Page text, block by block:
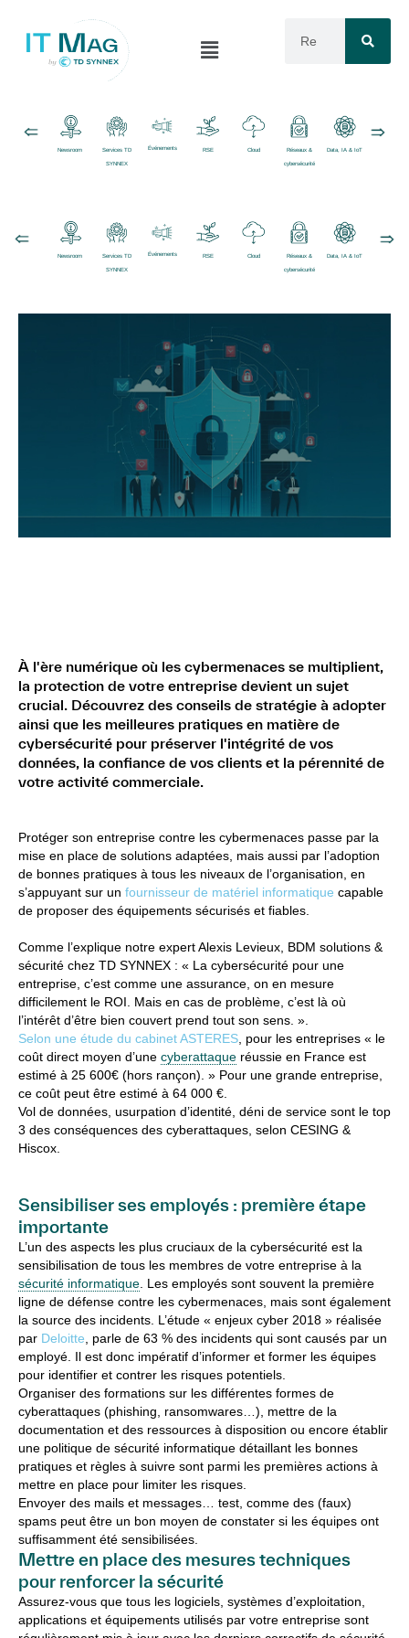
Newsroom Services TD
SYNNEX
Événements RSE Cloud Réseaux &
cybersécurité
Data, IA & IoT
Newsroom Services TD
SYNNEX
Événements RSE Cloud Réseaux &
cybersécurité
Data, IA & IoT
À l'ère numérique où les cybermenaces se multiplient,
la protection de votre entreprise devient un sujet
crucial. Découvrez des conseils de stratégie à adopter
ainsi que les meilleures pratiques en matière de
cybersécurité pour préserver l'intégrité de vos
données, la confiance de vos clients et la pérennité de
votre activité commerciale.
Protéger son entreprise contre les cybermenaces passe par la
mise en place de solutions adaptées, mais aussi par l’adoption
de bonnes pratiques à tous les niveaux de l’organisation, en
s’appuyant sur un fournisseur de matériel informatique capable
de proposer des équipements sécurisés et fiables.
Comme l’explique notre expert Alexis Levieux, BDM solutions &
sécurité chez TD SYNNEX : « La cybersécurité pour une
entreprise, c’est comme une assurance, on en mesure
difficilement le ROI. Mais en cas de problème, c’est là où
l’intérêt d’être bien couvert prend tout son sens. ».
Selon une étude du cabinet ASTERES , pour les entreprises « le
coût direct moyen d’une cyberattaque réussie en France est
estimé à 25 600€ (hors rançon). » Pour une grande entreprise,
ce coût peut être estimé à 64 000 €.
Vol de données, usurpation d’identité, déni de service sont le top
3 des conséquences des cyberattaques, selon CESING &
Hiscox.
Sensibiliser ses employés : première étape
importante
L’un des aspects les plus cruciaux de la cybersécurité est la
sensibilisation de tous les membres de votre entreprise à la
sécurité informatique . Les employés sont souvent la première
ligne de défense contre les cybermenaces, mais sont également
la source des incidents. L’étude « enjeux cyber 2018 » réalisée
par Deloitte , parle de 63 % des incidents qui sont causés par un
employé. Il est donc impératif d’informer et former les équipes
pour identifier et contrer les risques potentiels.
Organiser des formations sur les différentes formes de
cyberattaques (phishing, ransomwares…), mettre de la
documentation et des ressources à disposition ou encore établir
une politique de sécurité informatique détaillant les bonnes
pratiques et règles à suivre sont parmi les premières actions à
mettre en place pour limiter les risques.
Envoyer des mails et messages… test, comme des (faux)
spams peut être un bon moyen de constater si les équipes ont
suffisamment été sensibilisées.
Mettre en place des mesures techniques
pour renforcer la sécurité
Assurez-vous que tous les logiciels, systèmes d’exploitation,
applications et équipements utilisés par votre entreprise sont